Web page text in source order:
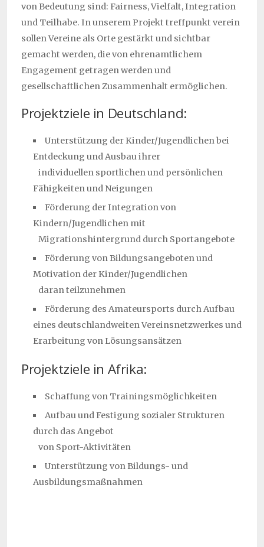
von Bedeutung sind: Fairness, Vielfalt, Integration
und Teilhabe. In unserem Projekt treffpunkt verein
sollen Vereine als Orte gestärkt und sichtbar
gemacht werden, die von ehrenamtlichem
Engagement getragen werden und
gesellschaftlichen Zusammenhalt ermöglichen.
Projektziele in Deutschland:
Unterstützung der Kinder/Jugendlichen bei
Entdeckung und Ausbau ihrer
individuellen sportlichen und persönlichen
Fähigkeiten und Neigungen
Förderung der Integration von
Kindern/Jugendlichen mit
Migrationshintergrund durch Sportangebote
Förderung von Bildungsangeboten und
Motivation der Kinder/Jugendlichen
daran teilzunehmen
Förderung des Amateursports durch Aufbau
eines deutschlandweiten Vereinsnetzwerkes und
Erarbeitung von Lösungsansätzen
Projektziele in Afrika:
Schaffung von Trainingsmöglichkeiten
Aufbau und Festigung sozialer Strukturen
durch das Angebot
von Sport-Aktivitäten
Unterstützung von Bildungs- und
Ausbildungsmaßnahmen